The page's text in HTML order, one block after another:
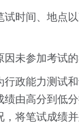
试时间、地点
因未参加考试
行政能力测试
绩由高分到低
，将笔试成绩